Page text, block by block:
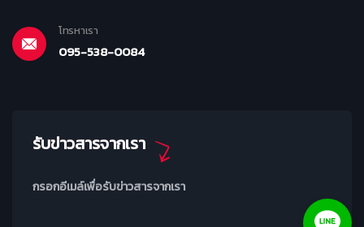
โทรหาเรา
095-538-0084
รับข่าวสารจากเรา
กรอกอีเมล์เพื่อรับข่าวสารจากเรา